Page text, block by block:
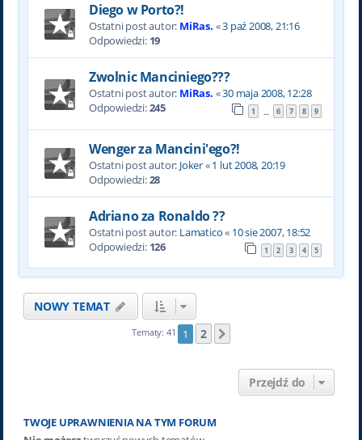
Diego w Porto?!
Ostatni post autor: MiRas. «3 paź 2008, 21:16
Odpowiedzi: 19
Zwolnic Manciniego???
Ostatni post autor: MiRas. «30 maja 2008, 12:28
Odpowiedzi:245 1 6 7 8 9
Wenger za Mancini'ego?!
Ostatni post autor: Joker«1 lut 2008, 20:19
Odpowiedzi:28
Adriano za Ronaldo ??
Ostatni post autor: Lamatico« 10 sie 2007, 18:52
Odpowiedzi: 126 1 2 3 4 5
NOWY TEMAT
Tematy: 41 1 2
Przejdź do
TWOJE UPRAWNIENIA NA TYM FORUM